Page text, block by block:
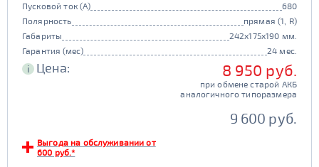
Пусковой ток (А)
680
Полярность
прямая (1, R)
Габариты
242x175x190 мм.
Гарантия (мес)
24 мес.
i Цена: 8 950 руб.
при обмене старой АКБ
аналогичного типоразмера
9 600 руб.
Выгода на обслуживании от
600 руб.*